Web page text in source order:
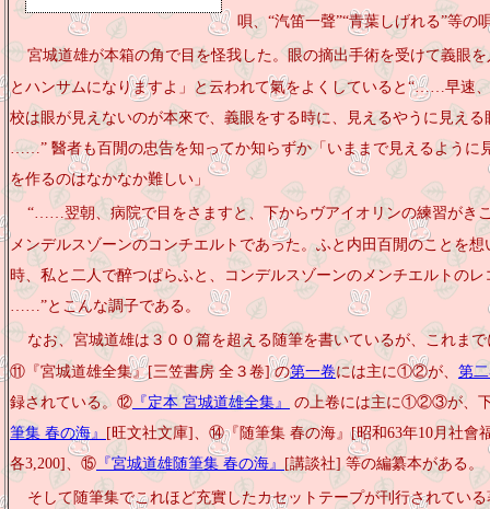
唄、“汽笛一聲”“青葉しげれる”等の
宮城道雄が本箱の角で目を怪我した。眼の摘出手術を受けて義眼
とハンサムになりますよ」と云われて氣をよくしていると“……早速
校は眼が見えないのが本來で、義眼をする時に、見えるやうに見え
……” 醫者も百閒の忠告を知ってか知らずか「いままで見えるように
を作るのはなかなか難しい」
“……翌朝、病院で目をさますと、下からヴアイオリンの練習がき
メンデルスゾーンのコンチエルトであった。ふと内田百閒のことを
時、私と二人で醉つぱらふと、
コンデルスゾーンのメンチエルトのレ
……”とこんな調子である。
なお、宮城道雄は３００篇を超える随筆を書いているが、これま
⑪『宮城道雄全集』[三笠書房 全３卷] の第一卷には主に①②が、 第
録されている。⑫ 『定本 宮城道雄全集』
の上卷には主に①②③が、
筆集 春の海』
[旺文社文庫]、⑭『随筆集 春の海』[昭和63年10月社會
各3,200]、⑮ 『宮城道雄随筆集 春の海』 [講談社] 等の編纂本がある。
そして随筆集でこれほど充實したカセットテープが刊行されてい